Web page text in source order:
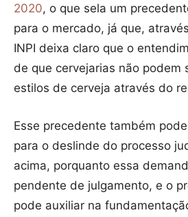
2020, o que sela um
para o mercado, já que,
INPI deixa claro que o
de que cervejarias não podem
estilos de cerveja através do
Esse precedente também
para o deslinde do processo
acima, porquanto essa
pendente de julgamento, e o
pode auxiliar na